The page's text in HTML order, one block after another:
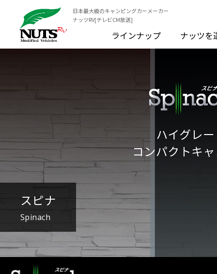
日本最大級のキャンピングカーメーカー
ナッツRV[テレビCM放送]
ラインナップ ナッツを
スピナ
Spinach